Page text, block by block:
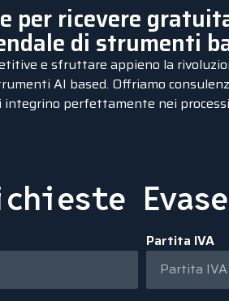
per ricevere
di strumenti
e sfruttare appieno la
AI based. Offriamo
perfettamente nei
Partita IVA